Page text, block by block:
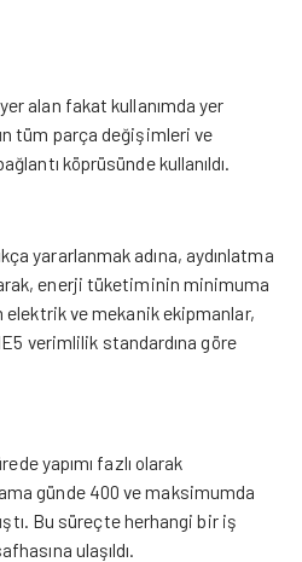
alan fakat kullanımda yer
tüm parça değişimleri ve
köprüsünde kullanıldı.
yararlanmak adına, aydınlatma
enerji tüketiminin minimuma
ve mekanik ekipmanlar,
verimlilik standardına göre
yapımı fazlı olarak
günde 400 ve maksimumda
Bu süreçte herhangi bir iş
ulaşıldı.